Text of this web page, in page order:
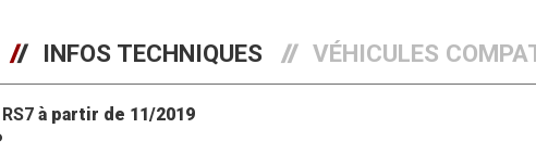
INFOS TECHNIQUES VÉHICULES
à partir de 11/2019